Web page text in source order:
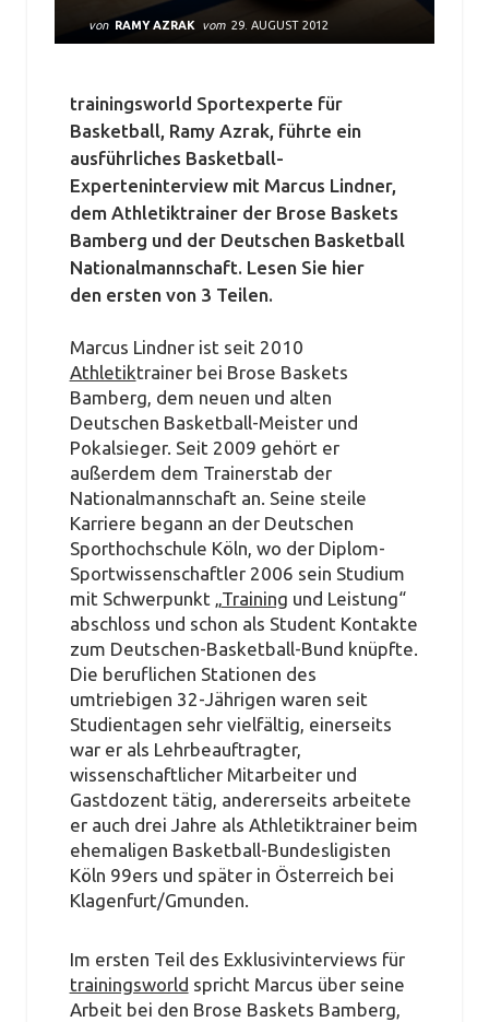
von RAMY AZRAK vom 29. AUGUST 2012
trainingsworld Sportexperte für
Basketball, Ramy Azrak, führte ein
ausführliches Basketball-
Experteninterview mit Marcus Lindner,
dem Athletiktrainer der Brose Baskets
Bamberg und der Deutschen Basketball
Nationalmannschaft. Lesen Sie hier
den ersten von 3 Teilen.
Marcus Lindner ist seit 2010
Athletiktrainer bei Brose Baskets
Bamberg, dem neuen und alten
Deutschen Basketball-Meister und
Pokalsieger. Seit 2009 gehört er
außerdem dem Trainerstab der
Nationalmannschaft an. Seine steile
Karriere begann an der Deutschen
Sporthochschule Köln, wo der Diplom-
Sportwissenschaftler 2006 sein Studium
mit Schwerpunkt „Training und Leistung“
abschloss und schon als Student Kontakte
zum Deutschen-Basketball-Bund knüpfte.
Die beruflichen Stationen des
umtriebigen 32-Jährigen waren seit
Studientagen sehr vielfältig, einerseits
war er als Lehrbeauftragter,
wissenschaftlicher Mitarbeiter und
Gastdozent tätig, andererseits arbeitete
er auch drei Jahre als Athletiktrainer beim
ehemaligen Basketball-Bundesligisten
Köln 99ers und später in Österreich bei
Klagenfurt/Gmunden.
Im ersten Teil des Exklusivinterviews für
trainingsworld spricht Marcus über seine
Arbeit bei den Brose Baskets Bamberg,